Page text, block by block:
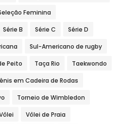
Feminina
Série B Série C Série D
Sul-Americano de rugby
Peito Taça Rio Taekwondo
em Cadeira de Rodas
Torneio de Wimbledon
Vôlei de Praia